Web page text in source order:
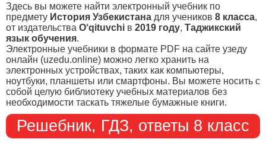
Здесь вы можете найти электронный учебник по
предмету История Узбекистана для учеников 8 класса,
от издательства O‘qituvchi в 2019 году, Таджикский
язык обучения.
Электронные учебники в формате PDF на сайте узеду
онлайн (uzedu.online) можно легко хранить на
электронных устройствах, таких как компьютеры,
ноутбуки, планшеты или смартфоны. Вы можете носить с
собой целую библиотеку учебных материалов без
необходимости таскать тяжелые бумажные книги.
Решебник, ГДЗ, ответы 8 класс